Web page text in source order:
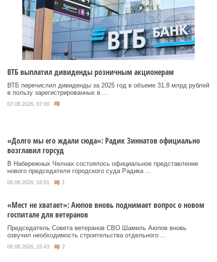
ВТБ выплатил дивиденды розничным акционерам
ВТБ перечислил дивиденды за 2025 год в объеме 31,8 млрд рублей
в пользу зарегистрированных в ...
07.08.2026, 07:00
«Долго мы его ждали сюда»: Радик Зиннатов официально
возглавил горсуд
В Набережных Челнах состоялось официальное представление
нового председателя городского суда Радика ...
06.08.2026, 16:51 1
«Мест не хватает»: Аюпов вновь поднимает вопрос о новом
госпитале для ветеранов
Председатель Совета ветеранов СВО Шамиль Аюпов вновь
озвучил необходимость строительства отдельного ...
06.08.2026, 15:43 2